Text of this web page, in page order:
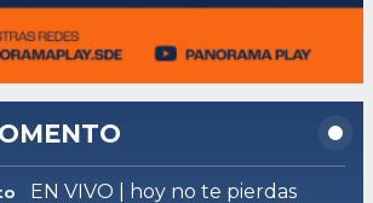
EN VIVO | hoy no te pierdas